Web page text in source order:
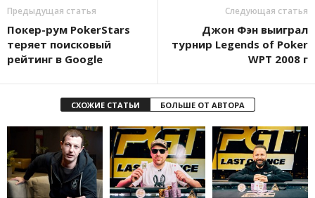
Предыдущая статья
Покер-рум PokerStars
теряет поисковый
рейтинг в Google
Следующая статья
Джон Фэн выиграл
турнир Legends of Poker
WPT 2008 г
СХОЖИЕ СТАТЬИ БОЛЬШЕ ОТ АВТОРА